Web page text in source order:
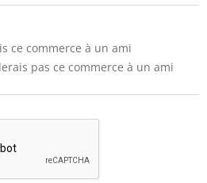
ce commerce à un ami
pas ce commerce à un ami